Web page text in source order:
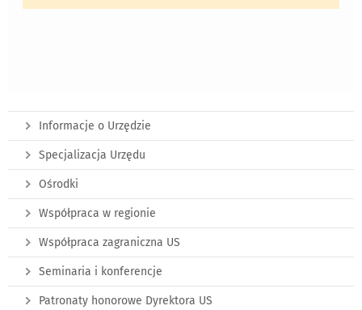
Informacje o Urzędzie
Specjalizacja Urzędu
Ośrodki
Współpraca w regionie
Współpraca zagraniczna US
Seminaria i konferencje
Patronaty honorowe Dyrektora US